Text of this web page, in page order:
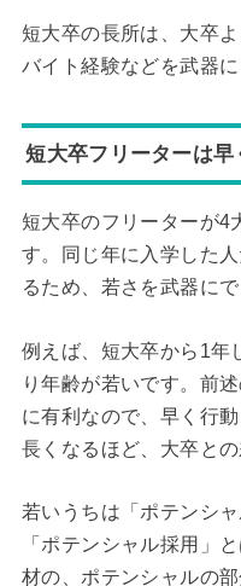
短大卒の長所は、大卒
バイト経験などを武器
短大卒フリーターは早
短大卒のフリーターが4
す。同じ年に入学した
るため、若さを武器にで
例えば、短大卒から1年
り年齢が若いです。前
に有利なので、早く行
長くなるほど、大卒と
若いうちは「ポテンシ
「ポテンシャル採用」
材の、ポテンシャルの